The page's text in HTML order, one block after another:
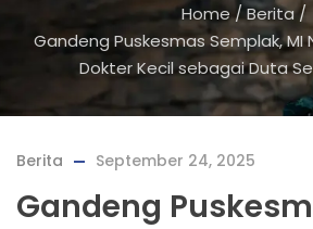
Home/ Berita/
Gandeng Puskesmas Semplak, MI
Dokter Kecil sebagai Duta
Berita September 24, 2025
Gandeng